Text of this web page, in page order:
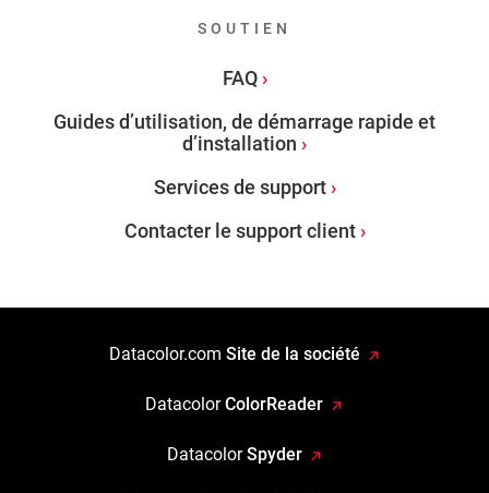
SOUTIEN
FAQ
Guides d’utilisation, de démarrage rapide et
d’installation
Services de support
Contacter le support client
Datacolor.com Site de la société
DatacolorColorReader
DatacolorSpyder